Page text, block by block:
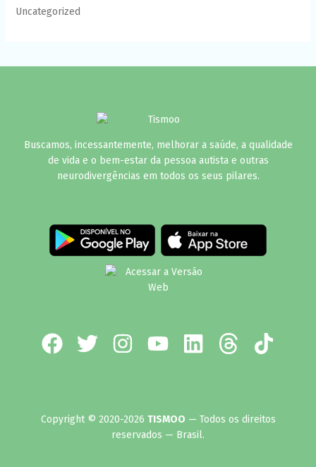
Uncategorized
Buscamos, incessantemente, melhorar a saúde, a qualidade
de vida e o bem-estar da pessoa autista e outras
neurodivergências em todos os seus pilares.
Copyright © 2020-2026 TISMOO — Todos os direitos
reservados — Brasil.